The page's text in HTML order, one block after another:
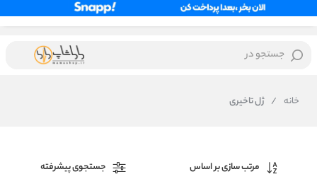
جستجو در
خانه / ژل تاخیری
مرتب سازی بر اساس جستجوی پیشرفته